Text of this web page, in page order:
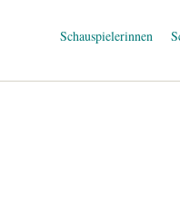
Schauspielerinnen